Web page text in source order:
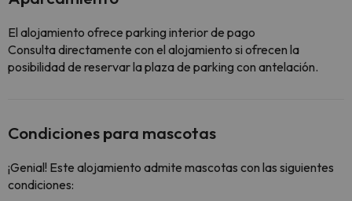
El alojamiento ofrece parking interior de pago
Consulta directamente con el alojamiento si ofrecen la
posibilidad de reservar la plaza de parking con antelación.
Condiciones para mascotas
¡Genial! Este alojamiento admite mascotas con las siguientes
condiciones: